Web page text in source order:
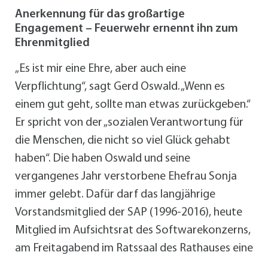
Anerkennung für das großartige
Engagement – Feuerwehr ernennt ihn zum
Ehrenmitglied
„Es ist mir eine Ehre, aber auch eine
Verpflichtung“, sagt Gerd Oswald. „Wenn es
einem gut geht, sollte man etwas zurückgeben.“
Er spricht von der „sozialen Verantwortung für
die Menschen, die nicht so viel Glück gehabt
haben“. Die haben Oswald und seine
vergangenes Jahr verstorbene Ehefrau Sonja
immer gelebt. Dafür darf das langjährige
Vorstandsmitglied der SAP (1996-2016), heute
Mitglied im Aufsichtsrat des Softwarekonzerns,
am Freitagabend im Ratssaal des Rathauses eine